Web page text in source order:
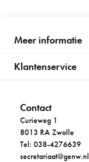
Meer informatie
Klantenservice
Contact
Curieweg 1
8013 RA Zwolle
Tel: 038-4276639
secretariaat@genw.nl